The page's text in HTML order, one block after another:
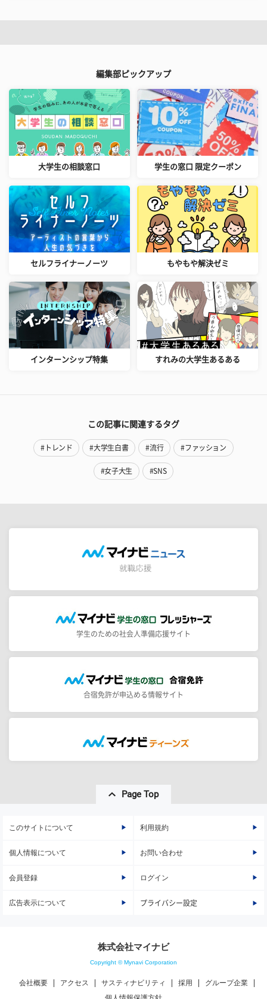
編集部ピックアップ
大学生の相談窓口 学生の窓口 限定クーポン
セルフライナーノーツ もやもや解決ゼミ
インターンシップ特集 すれみの大学生あるある
この記事に関連するタグ
#トレンド #大学生白書 #流行 #ファッション
#女子大生 #SNS
学生のための社会人準備応援サイト
合宿免許が申込める情報サイト
Page Top
このサイトについて 利用規約
個人情報について お問い合わせ
会員登録 ログイン
広告表示について プライバシー設定
株式会社マイナビ
Copyright © Mynavi Corporation
会社概要 アクセス サスティナビリティ 採用
グループ企業